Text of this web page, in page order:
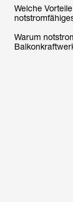
Welche
Verwenden
Warum